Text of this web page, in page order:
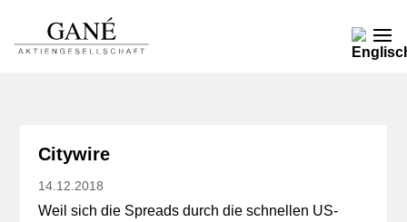
Citywire
14.12.2018
Weil sich die Spreads durch die schnellen US-